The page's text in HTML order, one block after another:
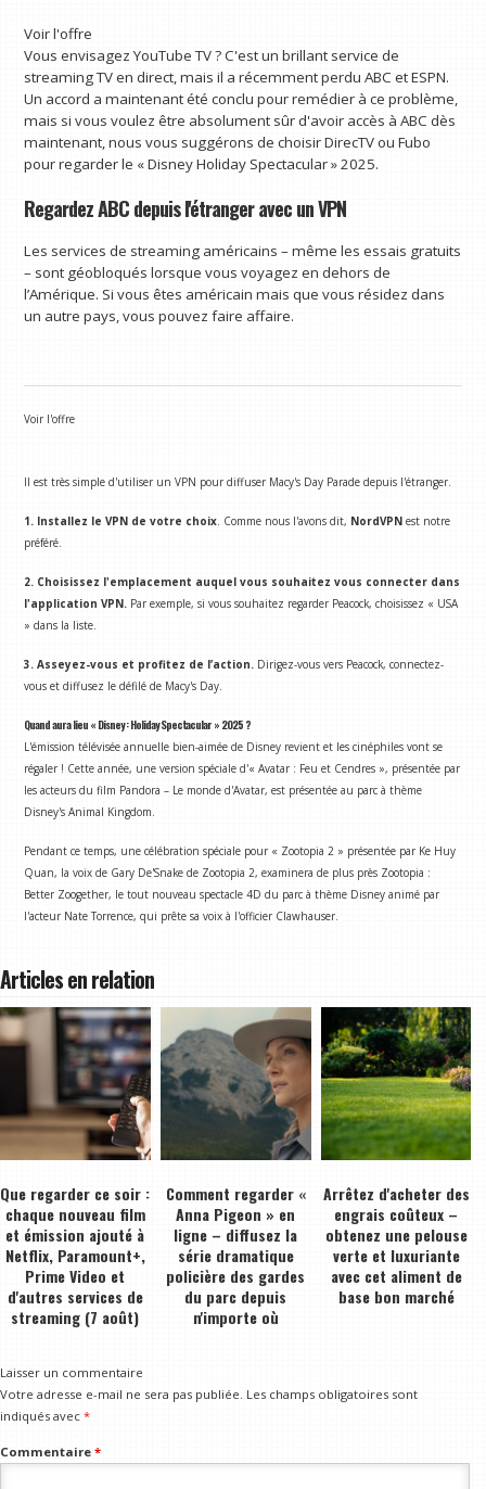
Voir l'offre
Vous envisagez YouTube TV ? C'est un brillant service de
streaming TV en direct, mais il a récemment perdu ABC et ESPN.
Un accord a maintenant été conclu pour remédier à ce problème,
mais si vous voulez être absolument sûr d'avoir accès à ABC dès
maintenant, nous vous suggérons de choisir DirecTV ou Fubo
pour regarder le « Disney Holiday Spectacular » 2025.
Regardez ABC depuis l'étranger avec un VPN
Les services de streaming américains – même les essais gratuits
– sont géobloqués lorsque vous voyagez en dehors de
l’Amérique. Si vous êtes américain mais que vous résidez dans
un autre pays, vous pouvez faire affaire.
Voir l'offre
Il est très simple d'utiliser un VPN pour diffuser Macy's Day Parade depuis l'étranger.
1. Installez le VPN de votre choix. Comme nous l'avons dit, NordVPN est notre
préféré.
2. Choisissez l'emplacement auquel vous souhaitez vous connecter dans
l'application VPN. Par exemple, si vous souhaitez regarder Peacock, choisissez « USA
» dans la liste.
3. Asseyez-vous et profitez de l’action. Dirigez-vous vers Peacock, connectez-
vous et diffusez le défilé de Macy's Day.
Quand aura lieu « Disney : Holiday Spectacular » 2025 ?
L'émission télévisée annuelle bien-aimée de Disney revient et les cinéphiles vont se
régaler ! Cette année, une version spéciale d'« Avatar : Feu et Cendres », présentée par
les acteurs du film Pandora – Le monde d'Avatar, est présentée au parc à thème
Disney's Animal Kingdom.
Pendant ce temps, une célébration spéciale pour « Zootopia 2 » présentée par Ke Huy
Quan, la voix de Gary De'Snake de Zootopia 2, examinera de plus près Zootopia :
Better Zoogether, le tout nouveau spectacle 4D du parc à thème Disney animé par
l'acteur Nate Torrence, qui prête sa voix à l'officier Clawhauser.
Articles en relation
Que regarder ce soir :
chaque nouveau film
et émission ajouté à
Netflix, Paramount+,
Prime Video et
d'autres services de
streaming (7 août)
Comment regarder «
Anna Pigeon » en
ligne – diffusez la
série dramatique
policière des gardes
du parc depuis
n'importe où
Arrêtez d'acheter des
engrais coûteux –
obtenez une pelouse
verte et luxuriante
avec cet aliment de
base bon marché
Laisser un commentaire
Votre adresse e-mail ne sera pas publiée. Les champs obligatoires sont
indiqués avec *
Commentaire *